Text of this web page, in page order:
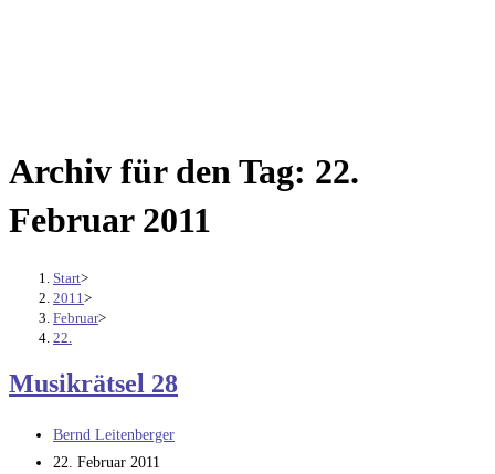
Archiv für den Tag: 22.
Februar 2011
Start>
2011 >
Februar>
22.
Musikrätsel 28
Beitrags-
Autor:
Bernd Leitenberger
Beitrag
22. Februar 2011